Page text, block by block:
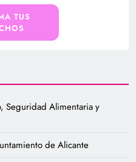
TUS
Seguridad Alimentaria y
de Alicante